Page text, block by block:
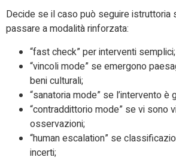
Decide se il caso può seguire istruttoria
passare a modalità rinforzata:
“fast check” per interventi semplici;
“vincoli mode” se emergono
beni culturali;
“sanatoria mode” se l’intervento è
“contraddittorio mode” se vi sono
osservazioni;
“human escalation” se
incerti;